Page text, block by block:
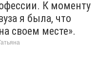
К моменту
я была, что
своем месте».